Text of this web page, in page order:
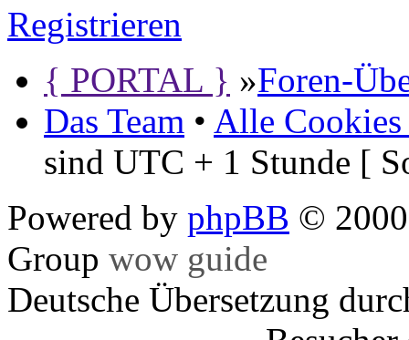
Registrieren
{ PORTAL } »Foren-
Das Team • Alle Cookies
sind UTC + 1 Stunde [
Powered by phpBB ©
Group wow guide
Deutsche Übersetzung